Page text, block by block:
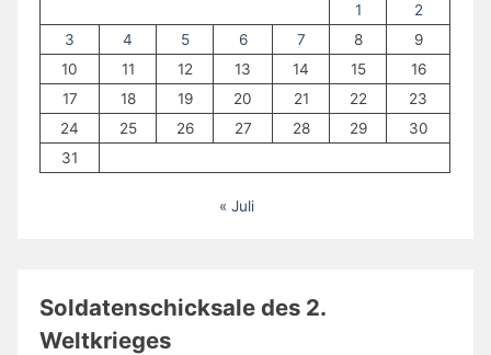
1
2
3
4 5 6 7 8
9
10
11 12 13 14 15
16
17
18 19 20 21 22
23
24
25 26 27 28 29
30
31
« Juli
Soldatenschicksale des 2.
Weltkrieges